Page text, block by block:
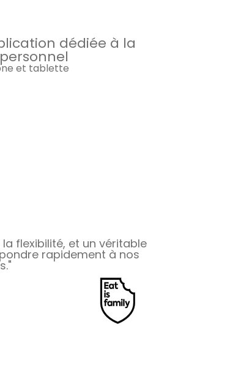
dédiée à la
et tablette
flexibilité, et un véritable
rapidement à nos